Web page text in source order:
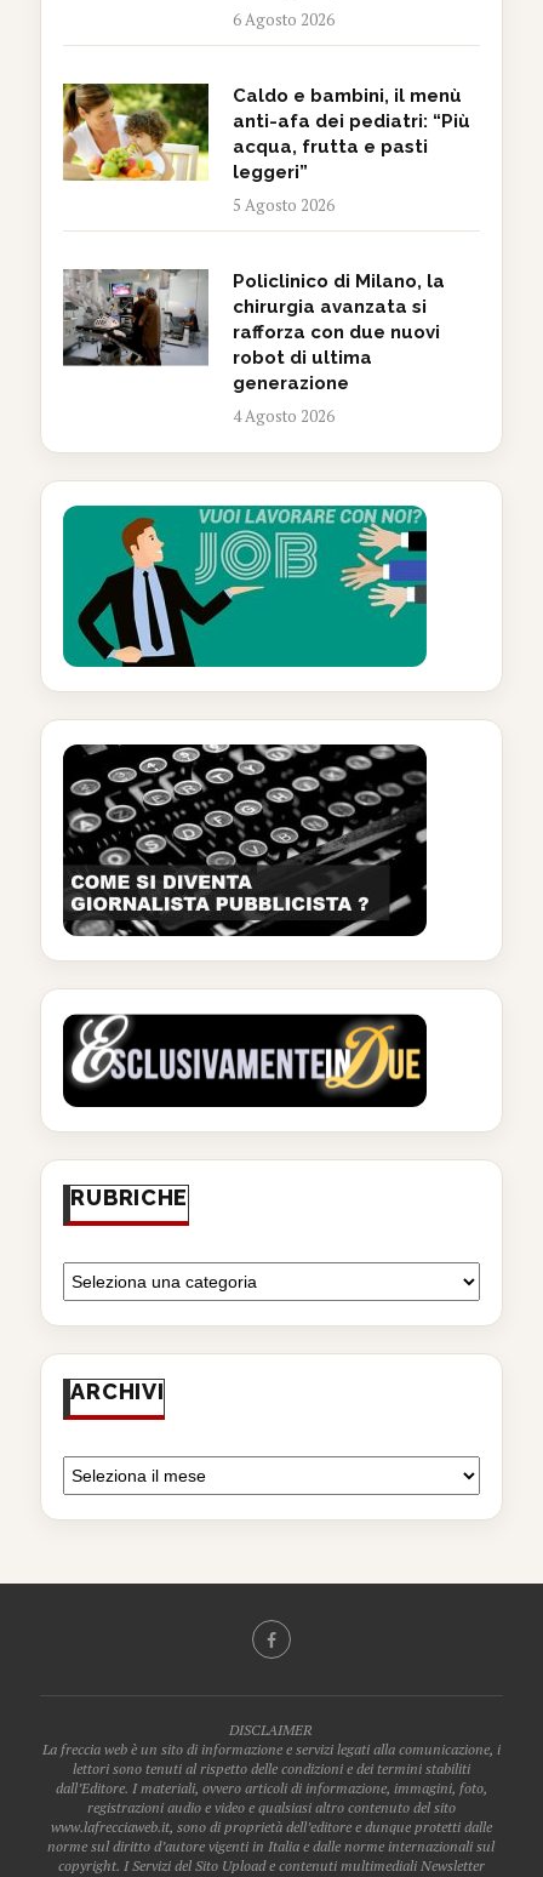
6 Agosto 2026
Caldo e bambini, il menù
anti-afa dei pediatri: “Più
acqua, frutta e pasti
leggeri”
5 Agosto 2026
Policlinico di Milano, la
chirurgia avanzata si
rafforza con due nuovi
robot di ultima
generazione
4 Agosto 2026
RUBRICHE
ARCHIVI
DISCLAIMER
La freccia web è un sito di informazione e servizi legati alla comunicazione, i
lettori sono tenuti al rispetto delle condizioni e dei termini stabiliti
dall’Editore. I materiali, ovvero articoli di informazione, immagini, foto,
registrazioni audio e video e qualsiasi altro contenuto del sito
www.lafrecciaweb.it, sono di proprietà dell’editore e dunque protetti dalle
norme sul diritto d’autore vigenti in Italia e dalle norme internazionali sul
copyright. I Servizi del Sito Upload e contenuti multimediali Newsletter